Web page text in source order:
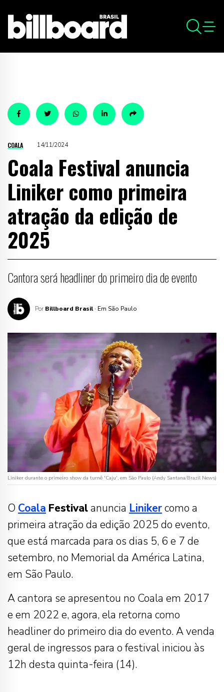
COALA 14/11/2024
Coala Festival anuncia
Liniker como primeira
atração da edição de
2025
Cantora será headliner do primeiro dia de evento
Por Billboard Brasil · Em São Paulo
Liniker durante o primeiro show da turnê 'Caju', em São Paulo (Andy Santana/Brazil News)
O Coala Festivalanuncia Linikercomo a
primeira atração da edição 2025 do evento,
que está marcada para os dias 5, 6 e 7 de
setembro, no Memorial da América Latina,
em São Paulo.
A cantora se apresentou no Coala em 2017
e em 2022 e, agora, ela retorna como
headliner do primeiro dia do evento. A venda
geral de ingressos para o festival iniciou às
12h desta quinta-feira (14).